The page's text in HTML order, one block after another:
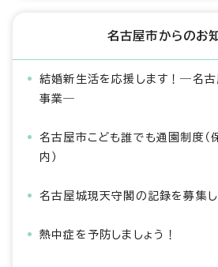
名古屋市からのお
結婚新生活を応援します！―名
事業―
名古屋市こども誰でも通園制度（
内）
名古屋城現天守閣の記録を募集し
熱中症を予防しましょう！